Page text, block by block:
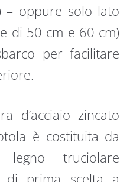
– oppure solo lato
di 50 cm e 60 cm)
per facilitare
d’acciaio zincato
è costituita da
truciolare